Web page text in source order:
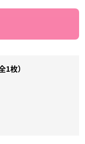
1枚）